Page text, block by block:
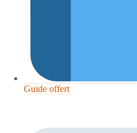
Guide offert